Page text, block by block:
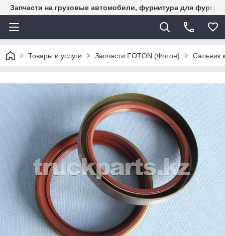
Запчасти на грузовые автомобили, фурнитура для
Товары и услуги Запчасти FOTON (Фотон) Сальник